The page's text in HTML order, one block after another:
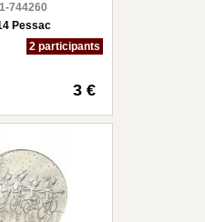
744260
Pessac
2 participants
3 €